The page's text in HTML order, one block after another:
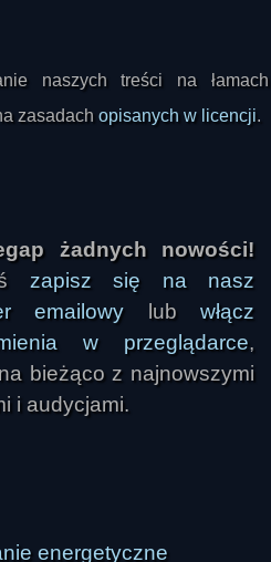
naszych treści na
zasadach opisanych w licencji.
żadnych nowości!
zapisz się na nasz
emailowy lubwłącz
w przeglądarce,
bieżąco z najnowszymi
i audycjami.